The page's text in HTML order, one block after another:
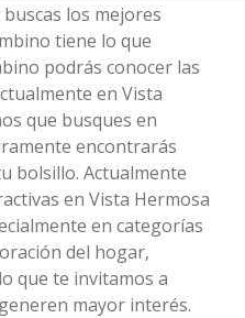
los mejores
tiene lo que
podrás conocer las
en Vista
que busques en
encontrarás
bolsillo. Actualmente
en Vista Hermosa
en categorías
del hogar,
que te invitamos a
mayor interés.